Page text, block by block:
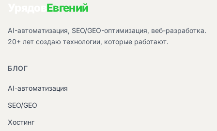
Евгений
AI-автоматизация, SEO/GEO-оптимизация, веб-разработка.
20+ лет создаю технологии, которые работают.
БЛОГ
AI-автоматизация
SEO/GEO
Хостинг